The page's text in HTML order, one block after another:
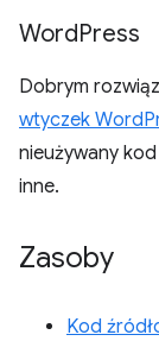
WordPress
Dobrym
wtyczek
nieużywany
inne.
Zasoby
Kod